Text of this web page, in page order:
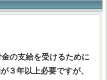
の支給を受けるために
３年以上必要ですが、